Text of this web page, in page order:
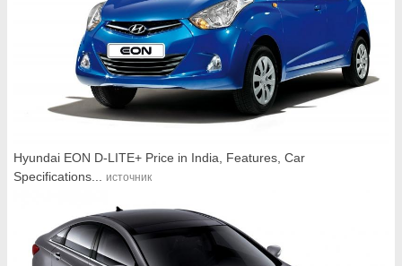
Hyundai EON D-LITE+ Price in India, Features, Car
Specifications...
источник